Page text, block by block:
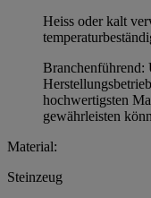
Heiss oder kalt
Branchenführend:
hochwertigsten
gewährleisten
Material:
Steinzeug